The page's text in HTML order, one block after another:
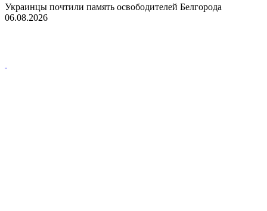
Украинцы почтили память освободителей Белгорода
06.08.2026